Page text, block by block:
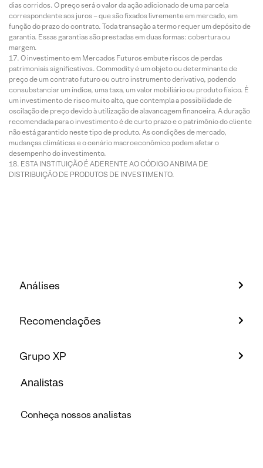
dias corridos. O preço será o valor da ação adicionado de uma parcela
correspondente aos juros – que são fixados livremente em mercado, em
função do prazo do contrato. Toda transação a termo requer um depósito de
garantia. Essas garantias são prestadas em duas formas: cobertura ou
margem.
O investimento em Mercados Futuros embute riscos de perdas
patrimoniais significativos. Commodity é um objeto ou determinante de
preço de um contrato futuro ou outro instrumento derivativo, podendo
consubstanciar um índice, uma taxa, um valor mobiliário ou produto físico. É
um investimento de risco muito alto, que contempla a possibilidade de
oscilação de preço devido à utilização de alavancagem financeira. A duração
recomendada para o investimento é de curto prazo e o patrimônio do cliente
não está garantido neste tipo de produto. As condições de mercado,
mudanças climáticas e o cenário macroeconômico podem afetar o
desempenho do investimento.
ESTA INSTITUIÇÃO É ADERENTE AO CÓDIGO ANBIMA DE
DISTRIBUIÇÃO DE PRODUTOS DE INVESTIMENTO.
Análises
Recomendações
Grupo XP
Analistas
Conheça nossos analistas